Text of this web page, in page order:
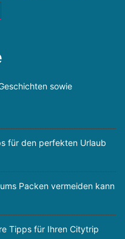
sowie
für den perfekten Urlaub
Packen vermeiden kann
Tipps für Ihren Citytrip